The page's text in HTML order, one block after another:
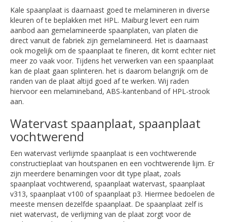
Kale spaanplaat is daarnaast goed te melamineren in diverse
kleuren of te beplakken met HPL. Maiburg levert een ruim
aanbod aan gemelamineerde spaanplaten, van platen die
direct vanuit de fabriek zijn gemelamineerd. Het is daarnaast
ook mogelijk om de spaanplaat te fineren, dit komt echter niet
meer zo vaak voor. Tijdens het verwerken van een spaanplaat
kan de plaat gaan splinteren. het is daarom belangrijk om de
randen van de plaat altijd goed af te werken. Wij raden
hiervoor een melamineband, ABS-kantenband of HPL-strook
aan.
Watervast spaanplaat, spaanplaat
vochtwerend
Een watervast verlijmde spaanplaat is een vochtwerende
constructieplaat van houtspanen en een vochtwerende lijm. Er
zijn meerdere benamingen voor dit type plaat, zoals
spaanplaat vochtwerend, spaanplaat watervast, spaanplaat
v313, spaanplaat v100 of spaanplaat p3. Hiermee bedoelen de
meeste mensen dezelfde spaanplaat. De spaanplaat zelf is
niet watervast, de verlijming van de plaat zorgt voor de